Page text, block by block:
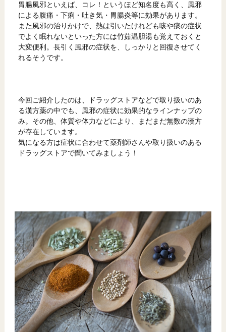
胃腸風邪といえば、コレ！というほど知名度も高く、風邪
による腹痛・下痢・吐き気・胃腸炎等に効果があります。
また風邪の治りかけで、熱は引いたけれども咳や痰の症状
でよく眠れないといった方には竹茹温胆湯も覚えておくと
大変便利。長引く風邪の症状を、しっかりと回復させてく
れるそうです。
今回ご紹介したのは、ドラッグストアなどで取り扱いのあ
る漢方薬の中でも、風邪の症状に効果的なラインナップの
み。その他、体質や体力などにより、まだまだ無数の漢方
が存在しています。
気になる方は症状に合わせて薬剤師さんや取り扱いのある
ドラッグストアで聞いてみましょう！